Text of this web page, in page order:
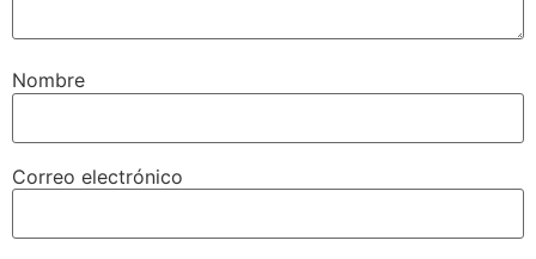
Nombre
Correo electrónico